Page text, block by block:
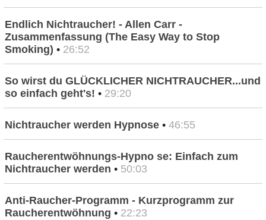
Endlich Nichtraucher! - Allen Carr -
Zusammenfassung (The Easy Way to Stop
Smoking) • 26:52
So wirst du GLÜCKLICHER NICHTRAUCHER...und
so einfach geht's! • 29:20
Nichtraucher werden Hypnose • 46:55
Raucherentwöhnungs-Hypno se: Einfach zum
Nichtraucher werden • 50:03
Anti-Raucher-Programm - Kurzprogramm zur
Raucherentwöhnung • 22:23